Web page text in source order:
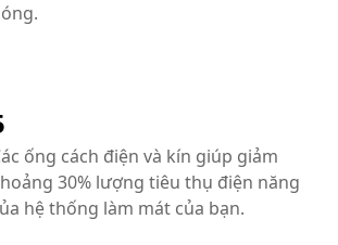
ống cách điện và kín giúp giảm
30% lượng tiêu thụ điện năng
hệ thống làm mát của bạn.